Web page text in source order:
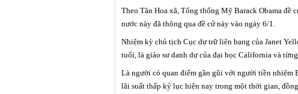
Theo Tân Hoa xã, Tổng thống Mỹ Barack Obama đề
nước này đã thông qua đề cử này vào ngày 6/1.
Nhiệm kỳ chủ tịch Cục dự trữ liên bang của Janet
tuổi, là giáo sư danh dự của đại học California và
Là người có quan điểm gần gũi với người tiền nhiệm
lãi suất thấp kỷ lục hiện nay trong một thời gian,